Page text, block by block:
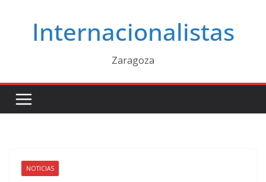
contenidoInternacionalistas
Zaragoza
NOTICIAS